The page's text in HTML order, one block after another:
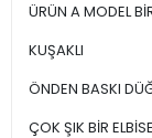
ÜRÜN A MODEL
KUŞAKLI
ÖNDEN BASKI
ÇOK ŞIK BİR